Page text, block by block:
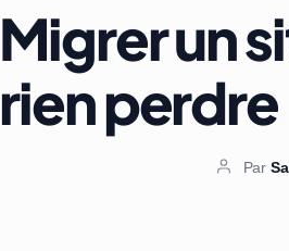
Migrer un
rien perdre
Par